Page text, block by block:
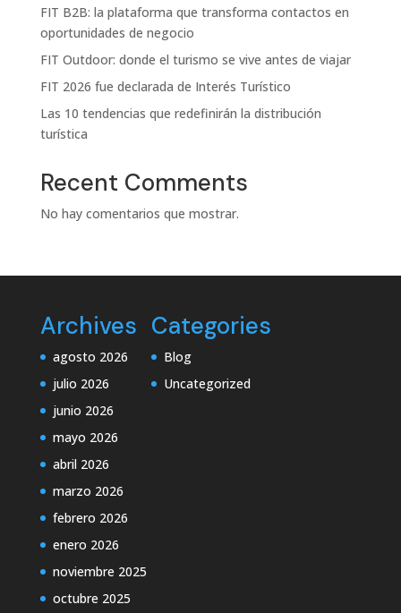
FIT B2B: la plataforma que transforma contactos en
oportunidades de negocio
FIT Outdoor: donde el turismo se vive antes de viajar
FIT 2026 fue declarada de Interés Turístico
Las 10 tendencias que redefinirán la distribución
turística
Recent Comments
No hay comentarios que mostrar.
Archives
agosto 2026
julio 2026
junio 2026
mayo 2026
abril 2026
marzo 2026
febrero 2026
enero 2026
noviembre 2025
octubre 2025
Categories
Blog
Uncategorized